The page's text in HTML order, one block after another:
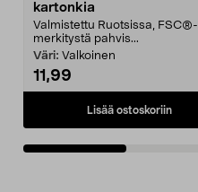
kartonkia
Valmistettu Ruotsissa, FSC®-
merkitystä pahvis...
Väri: Valkoinen
11,99
Lisää ostoskoriin